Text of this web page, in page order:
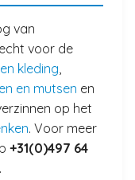
van
voor de
kleding
en mutsen en
op het
. Voor meer
+31(0)497 64
.